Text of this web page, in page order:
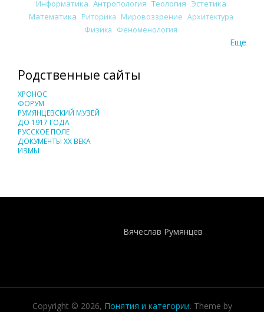
Информатика Антропология Теология Эстетика
Математика Риторика Мировоззрение Архитектура
Физика Феноменология
Еще
Родственные сайты
ХРОНОС
ФОРУМ
РУМЯНЦЕВСКИЙ МУЗЕЙ
ДО 1917 ГОДА
РУССКОЕ ПОЛЕ
ДОКУМЕНТЫ XX ВЕКА
ИЗМЫ
Вячеслав Румянцев
Copyright © 2026, Понятия и категории. Theme by